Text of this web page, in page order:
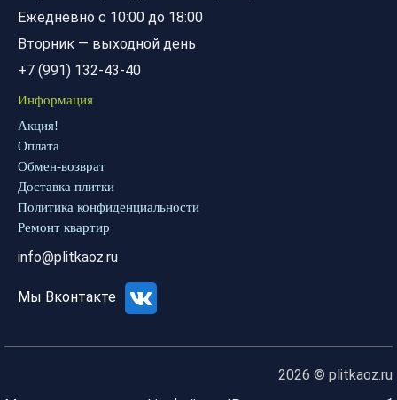
Ежедневно с 10:00 до 18:00
Вторник — выходной день
+7 (991) 132-43-40
Информация
Акция!
Оплата
Обмен-возврат
Доставка плитки
Политика конфиденциальности
Ремонт квартир
info@plitkaoz.ru
Мы Вконтакте
2026 © plitkaoz.ru